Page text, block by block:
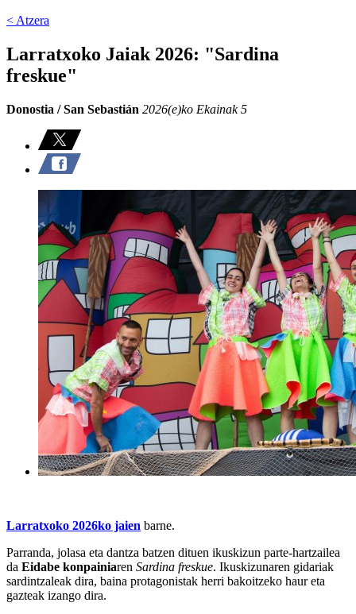
< Atzera
Larratxoko Jaiak 2026: "Sardina
freskue"
Donostia / San Sebastián 2026(e)ko Ekainak 5
Larratxoko 2026ko jaien barne.
Parranda, jolasa eta dantza batzen dituen ikuskizun parte-hartzailea
da Eidabe konpainiaren Sardina freskue. Ikuskizunaren gidariak
sardintzaleak dira, baina protagonistak herri bakoitzeko haur eta
gazteak izango dira.